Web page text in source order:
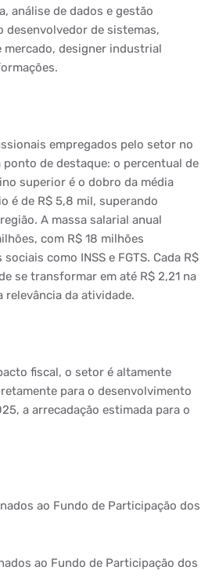
análise de dados e gestão
desenvolvedor de sistemas,
mercado, designer industrial
empregados pelo setor no
ponto de destaque: o percentual de
superior é o dobro da média
é de R$ 5,8 mil, superando
A massa salarial anual
com R$ 18 milhões
como INSS e FGTS. Cada R$
se transformar em até R$ 2,21 na
da atividade.
fiscal, o setor é altamente
para o desenvolvimento
a arrecadação estimada para o
ao Fundo de Participação dos
ao Fundo de Participação dos